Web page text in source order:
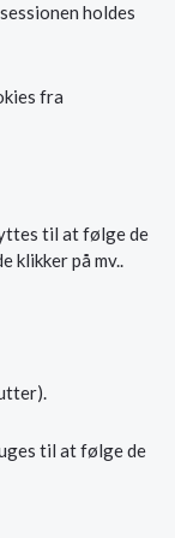
holdes
fra
til at følge de
klikker på mv..
til at følge de